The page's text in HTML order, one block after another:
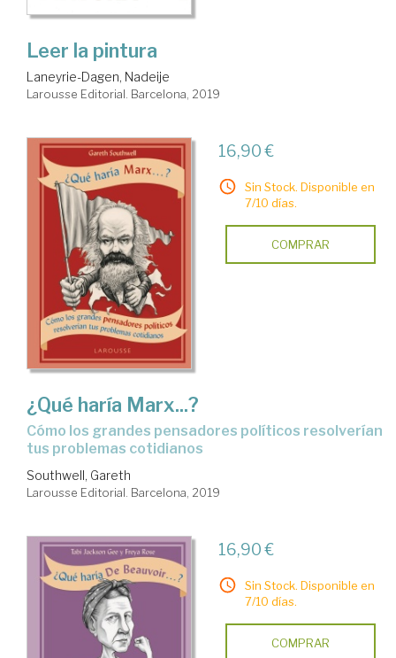
Leer la pintura
Laneyrie-Dagen, Nadeije
Larousse Editorial. Barcelona, 2019
16,90 €
Sin Stock. Disponible en
7/10 días.
COMPRAR
¿Qué haría Marx...?
cómo los grandes pensadores políticos resolverían
tus problemas cotidianos
Southwell, Gareth
Larousse Editorial. Barcelona, 2019
16,90 €
Sin Stock. Disponible en
7/10 días.
COMPRAR